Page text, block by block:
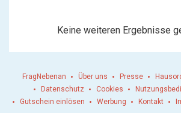
Keine weiteren Ergebnisse
FragNebenan Über uns Presse
Datenschutz
Cookies
Gutschein einlösen
Werbung Kontakt